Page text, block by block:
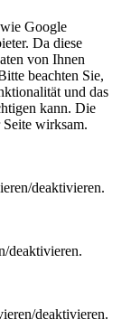
Google
Da diese
von Ihnen
beachten Sie,
und das
kann. Die
wirksam.
deaktivieren.
deaktivieren.
deaktivieren.